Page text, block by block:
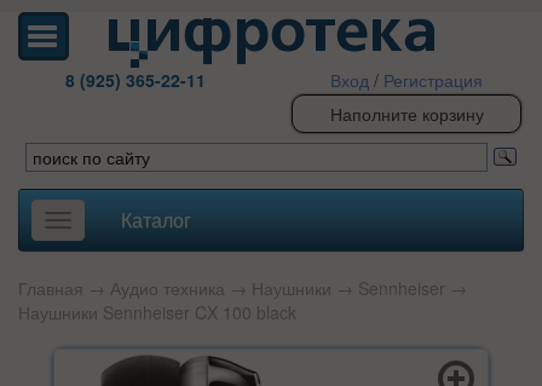
8 (925) 365-22-11 Вход / Регистрация
Наполните корзину
Toggle
navigation
Каталог
Главная → Аудио техника → Наушники → Sennheiser →
Наушники Sennheiser CX 100 black